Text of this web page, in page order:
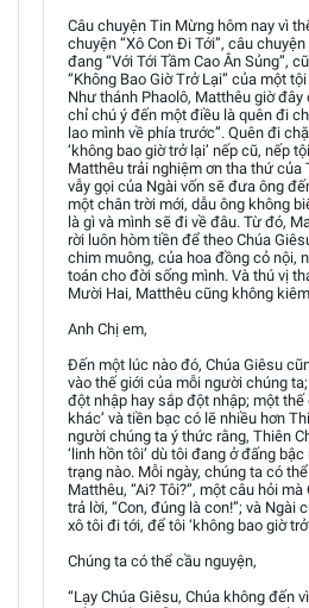
Câu chuyện Tin Mừng hôm nay vì
chuyện “Xô Con Đi Tới”, câu
đang “Với Tới Tầm Cao Ân Sủng”,
“Không Bao Giờ Trở Lại” của một
Như thánh Phaolô, Matthêu giờ đây
chỉ chú ý đến một điều là quên đi
lao mình về phía trước”. Quên đi
‘không bao giờ trở lại’ nếp cũ, nếp
Matthêu trải nghiệm ơn tha thứ của
vẫy gọi của Ngài vốn sẽ đưa ông
một chân trời mới, dẫu ông không
là gì và mình sẽ đi về đâu. Từ đó,
rời luôn hòm tiền để theo Chúa
chim muông, của hoa đồng cỏ nội,
toán cho đời sống mình. Và thú vị
Mười Hai, Matthêu cũng không
Anh Chị em,
Đến một lúc nào đó, Chúa Giêsu
vào thế giới của mỗi người chúng
đột nhập hay sắp đột nhập; một thế
khác’ và tiền bạc có lẽ nhiều hơn
người chúng ta ý thức rằng, Thiên
‘linh hồn tôi’ dù tôi đang ở đấng
trạng nào. Mỗi ngày, chúng ta có
Matthêu, “Ai? Tôi?”, một câu hỏi
trả lời, “Con, đúng là con!”; và Ngài
xô tôi đi tới, để tôi ‘không bao giờ
Chúng ta có thể cầu nguyện,
“Lạy Chúa Giêsu, Chúa không đến